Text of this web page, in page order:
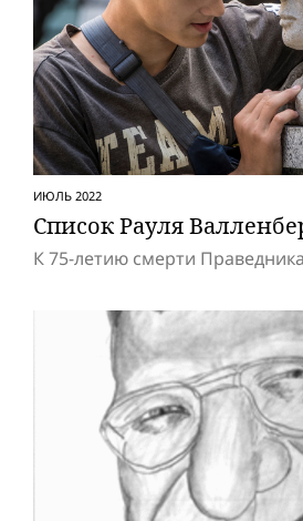
ИЮЛЬ 2022
Список Рауля
К 75-летию смерти